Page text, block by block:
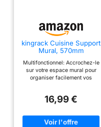
kingrack Cuisine Support
Mural, 570mm
Multifonctionnel: Accrochez-le
sur votre espace mural pour
organiser facilement vos
ustensiles de cuisine, pot,
couteau,tasse,cuillères,mashers
,torchons,spatule,clés,etc.
16,99 €